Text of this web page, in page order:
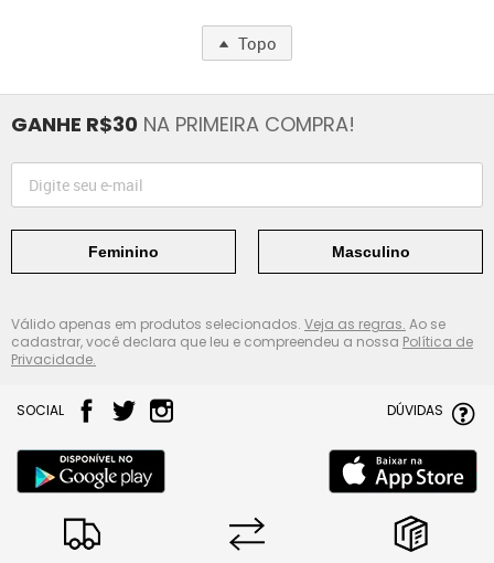
Topo
GANHE R$30 NA PRIMEIRA COMPRA!
Feminino Masculino
Válido apenas em produtos selecionados. Veja as regras. Ao se
cadastrar, você declara que leu e compreendeu a nossa Política de
Privacidade.
SOCIAL DÚVIDAS